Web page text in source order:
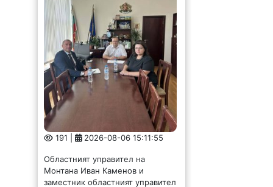
191 | 2026-08-06 15:11:55
Областният управител на
Монтана Иван Каменов и
заместник областният управител